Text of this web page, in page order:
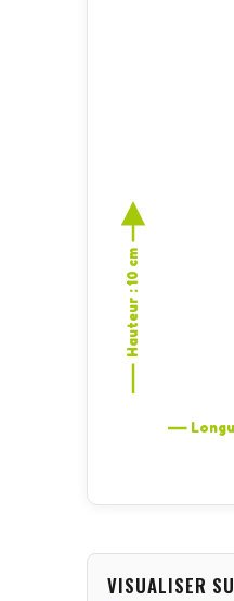
Hauteur : 10 cm
VISUALISER